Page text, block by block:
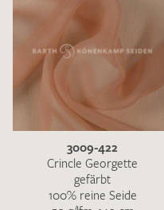
3009-422
Crincle Georgette
gefärbt
100% reine Seide